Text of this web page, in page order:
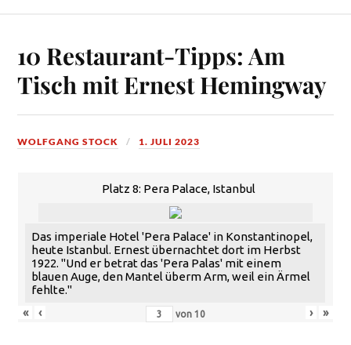
10 Restaurant-Tipps: Am
Tisch mit Ernest Hemingway
WOLFGANG STOCK 1. JULI 2023
Platz 8: Pera Palace, Istanbul
Das imperiale Hotel 'Pera Palace' in Konstantinopel,
heute Istanbul. Ernest übernachtet dort im Herbst
1922. "Und er betrat das 'Pera Palas' mit einem
blauen Auge, den Mantel überm Arm, weil ein Ärmel
fehlte."
«
‹ von 10 › »